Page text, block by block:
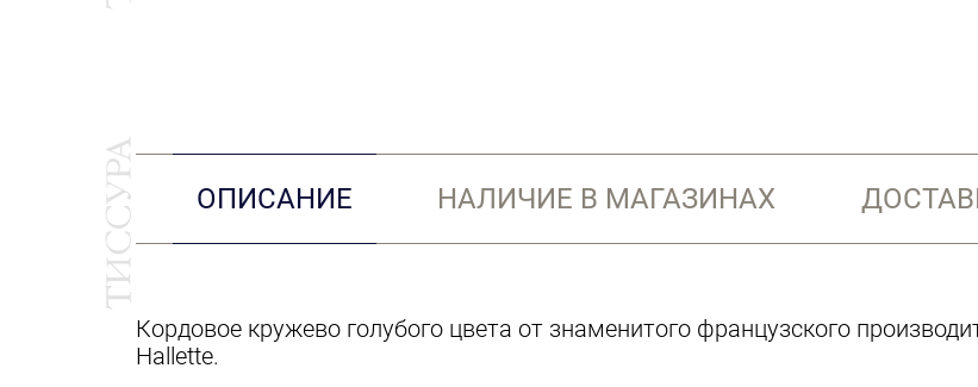
ОПИСАНИЕ НАЛИЧИЕ В МАГАЗИНАХ
Кордовое кружево голубого цвета от знаменитого французского
Hallette.